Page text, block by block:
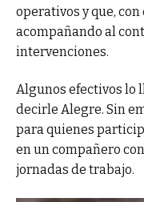
operativos y que,
acompañando al
intervenciones.
Algunos efectivos lo
decirle Alegre. Sin
para quienes
en un compañero
jornadas de trabajo.